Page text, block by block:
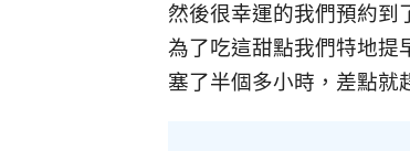
然後很幸運的我們預約到
為了吃這甜點我們特地提
塞了半個多小時，差點就